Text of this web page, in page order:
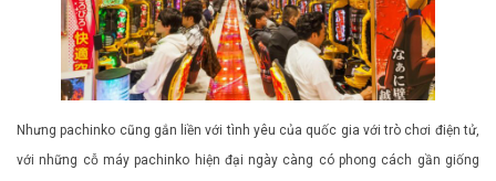
Nhưng pachinko cũng gắn liền với tình yêu của quốc gia với trò chơi điện tử,
với những cỗ máy pachinko hiện đại ngày càng có phong cách gần giống